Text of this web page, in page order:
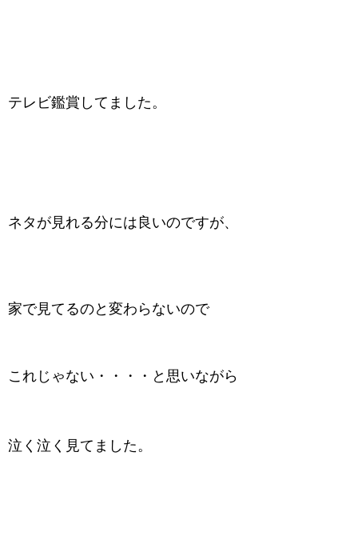
テレビ鑑賞してました。
ネタが見れる分には良いのですが、
家で見てるのと変わらないので
これじゃない・・・・と思いながら
泣く泣く見てました。